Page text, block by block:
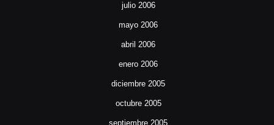
julio 2006
mayo 2006
abril 2006
enero 2006
diciembre 2005
octubre 2005
septiembre 2005